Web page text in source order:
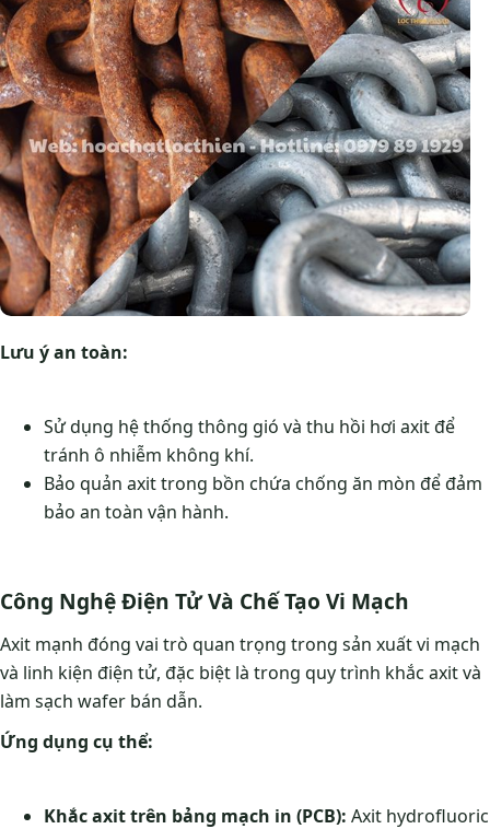
Lưu ý an toàn:
Sử dụng hệ thống thông gió và thu hồi hơi axit để
tránh ô nhiễm không khí.
Bảo quản axit trong bồn chứa chống ăn mòn để đảm
bảo an toàn vận hành.
Công Nghệ Điện Tử Và Chế Tạo Vi Mạch
Axit mạnh đóng vai trò quan trọng trong sản xuất vi mạch
và linh kiện điện tử, đặc biệt là trong quy trình khắc axit và
làm sạch wafer bán dẫn.
Ứng dụng cụ thể:
Khắc axit trên bảng mạch in (PCB): Axit hydrofluoric